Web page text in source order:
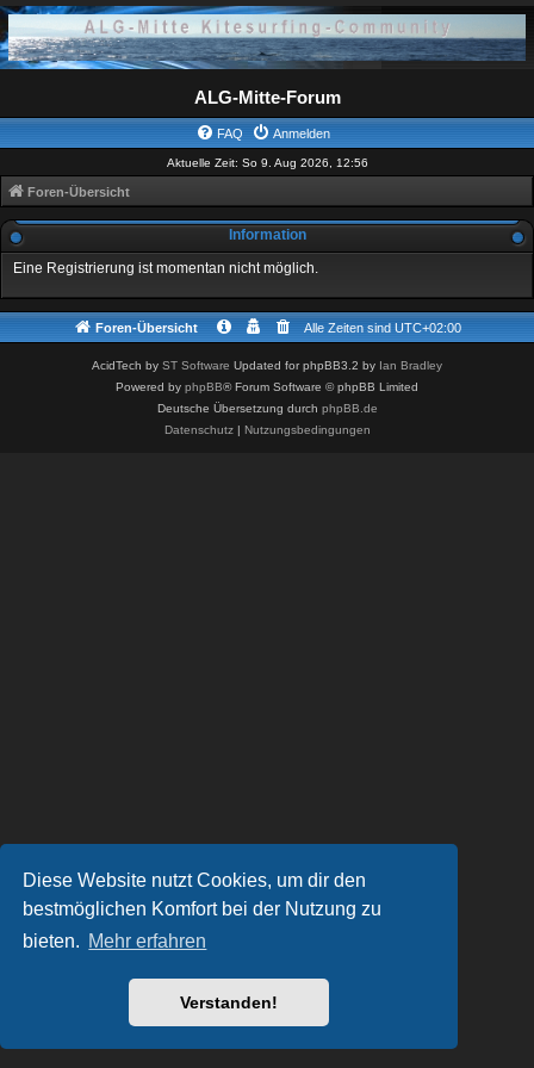
Diese Website nutzt Cookies, um dir den
bestmöglichen Komfort bei der Nutzung zu
bieten. Mehr erfahren
Verstanden!
ALG-Mitte-Forum
FAQ Anmelden
Aktuelle Zeit: So 9. Aug 2026, 12:56
Foren-Übersicht
Information
Eine Registrierung ist momentan nicht möglich.
Foren-Übersicht Alle Zeiten sind UTC+02:00
AcidTech by ST Software Updated for phpBB3.2 by Ian Bradley
Powered by phpBB® Forum Software © phpBB Limited
Deutsche Übersetzung durch phpBB.de
Datenschutz| Nutzungsbedingungen